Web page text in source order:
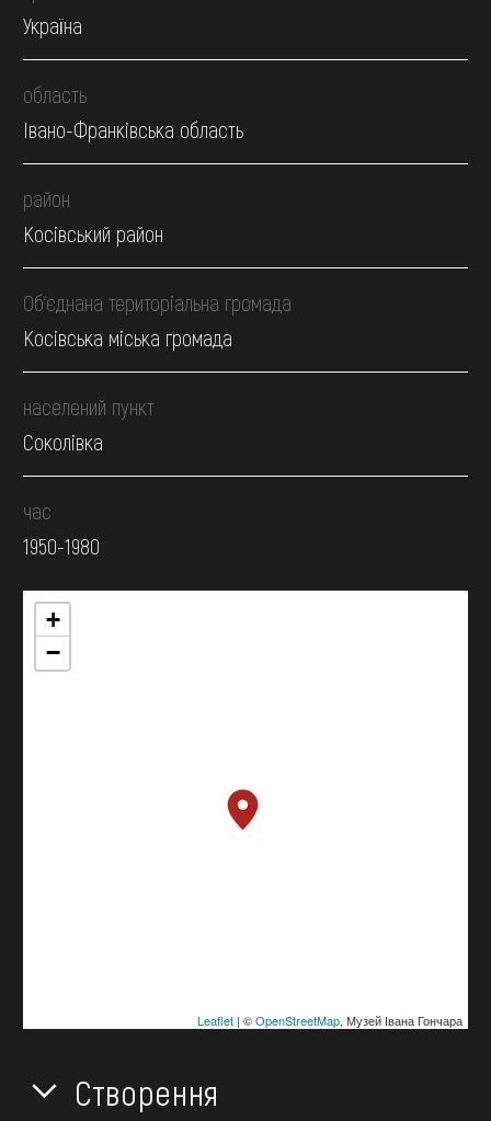
Україна
область
Івано-Франківська область
район
Косівський район
Об’єднана територіальна громада
Косівська міська громада
населений пункт
Соколівка
час
1950-1980
+
−
Leaflet| ©OpenStreetMap, Музей Івана Гончара
Створення